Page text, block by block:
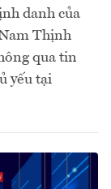
danh của
Thịnh
qua tin
yếu tại